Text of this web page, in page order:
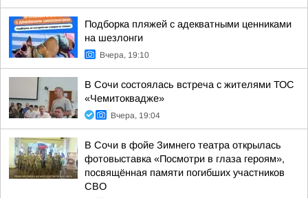
Подборка пляжей с адекватными ценниками
на шезлонги
Вчера, 19:10
В Сочи состоялась встреча с жителями ТОС
«Чемитоквадже»
Вчера, 19:04
В Сочи в фойе Зимнего театра открылась
фотовыставка «Посмотри в глаза героям»,
посвящённая памяти погибших участников
СВО